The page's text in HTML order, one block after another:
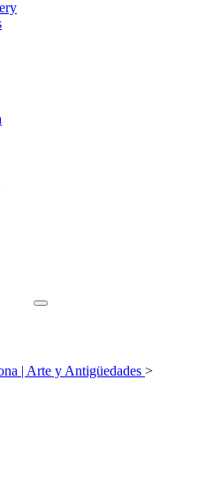
| Arte y Antigüedades >